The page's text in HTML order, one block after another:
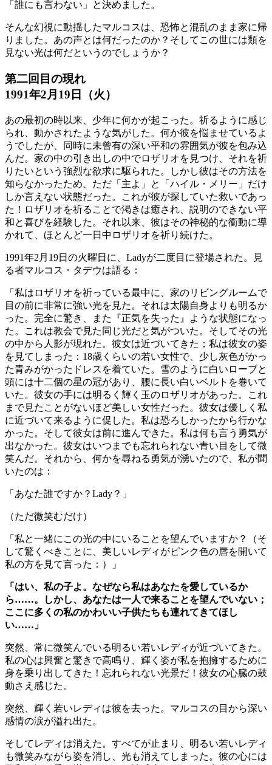
「誰にも言わない」と決めました。
そんな幻視に動揺したマルコスは、恐怖と混乱のまま家に帰
りました。あの声とは何だったのか？そしてこの世には類を
見ない光は何だというのでしょうか？
第二回目の現れ
1991年2月19日（火）
あの最初の時以来、少年に何かが起こった。祈るように感じ
られ、動かされたような気がした。何か彼を悩ませているよ
うでしたが、同時に未曾有の深い平和の雰囲気が彼を包み込
んだ。家の中の引き出しの中でロザリオを見つけ、それを祈
りたいという強烈な欲求に駆られた。しかし彼はその方法を
知らなかったため、ただ「主よ」と「ハイル・メリー」だけ
しか言えない状態だった。これが彼が探していた救いであっ
た！ロザリオを祈ることで渇きは癒され、説明のできない平
和と喜びを経験した。それ以来、彼はその神秘的な衝動に導
かれて、ほとんど一日中ロザリオを祈り続けた。
1991年2月19日の火曜日に、Ladyが二度目に登場された。見
る者マルコス・タデウは語る：
「私はロザリオを祈っている最中に、家のリビングルームで
目の前に非常に強い光を見た。それは太陽自身よりも明るか
った。完全に驚き、また『正気を失った』ような状態になっ
た。これは教会で見た同じ光だと気がついた。そしてその光
の中から人影が現れた。彼女は近づいてきた；私は彼女の姿
を見てしまった：18歳くらいの若い女性で、少し灰色がかっ
た青みがかったドレスを着ていた。雪のように白いローブと
頭には十二個の星の冠があり、腰に長い白いベルトを巻いて
いた。彼女の手には明るく輝く玉のロザリオがあった。これ
まで見たことがないほど美しい女性だった。彼女は優しく私
に近づいて来るように促した。私は恐ろしかったから行かな
かった。そして彼女は前に進んできた。私は何も言う勇気が
出なかった。彼女はいつまでも忘れられない青い目をして微
笑んだ。それから、何かを尋ねる勇気が湧いたので、私が聞
いたのは：
「あなた誰ですか？Lady？」
（ただ微笑むだけ）
「私と一緒にこの光の中にいることを望んでいますか？（そ
して驚くべきことに、美しいレディがピンク色の唇を開いて
私の方を見て言った：）」
「はい、私の子よ。なぜなら私はあなたを愛しているか
ら……。しかし、あなたは一人で来ることを望んでいない；
ここに多くの私のかわいい子供たちも連れてきてほし
い……」
突然、常に微笑んでいる明るい若いレディが近づいてきた。
私の心は興奮と驚きで高鳴り、輝く姿が私を抱擁するために
身を乗り出してきた！忘れられない光景だ！彼女の心臓の鼓
動さえ感じた。
突然、輝く若いレディは彼を去った。マルコスの目から深い
感情の涙が溢れ出た。
そしてレディは消えた。すべてが止まり、明るい若いレディ
も微笑みながら姿を消し、光も消えてしまった。彼の心には